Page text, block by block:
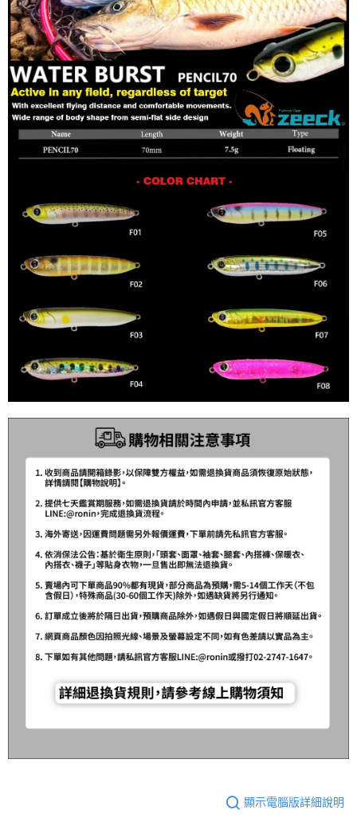
【注意事項】
1.本服務係由「台灣大哥大股份有限公司」（以下簡稱本公司）所提供，讓
用戶於交易時，得透過本服務購買商品或服務，並由商店將買賣／分期付款
買賣價金債權讓與本公司後，依約使用本公司帳單繳交帳款。
2.基於同意付款使用「大哥付你分期」之契約關係目的，商店將以您的個人
資料（包含姓名、電話或地址）提供予台灣大哥大進項蒐集、處理及利用，
由本公司與您本人進行分期帳單所需資料之確認、核對及更正。
3.完整用戶服務條款，請詳閱以下連結：https://oppay.tw/userRule
３．收到繳費通知簡訊後14天內，點擊此簡訊中的連結，可透過四大超商／
ATM／網路銀行／等多元方式進行付款，方視為交易完成。
※ 請注意：結帳手續完成當下不需立刻繳費，但若您需要取消訂單，請聯絡
購買商品的店家。未經商家同意取消之訂單仍視為有效，需透過AFTEE先享
後付繳納相關費用。
※ 交易是否成功請以「AFTEE先享後付 」之結帳頁面顯示為準，若有關於
是否繳費成功／繳費後需取消欲退款等相關疑問，請聯繫「AFTEE先享後付
客戶支援中心」https://netprotections.freshdesk.com/support/home
【注意事項】
１．透過由恩沛科技股份有限公司提供之「AFTEE先享後付」服務完成之交
權轉讓予恩沛科技股份有限公司。
https://aftee.tw/terms/#terms3
３．未成年的使用者請事先徵得法定代理人或監護人之同意方可使用
「AFTEE先享後付」，若未經同意申辦者引起之損失，本公司不負相關責
４．使用「AFTEE先享後付」時，將依據個別帳號之用戶狀況，依本公司即
時審查核予不同之上限額度；若仍有額度不足之情形，本公司將視審查結果
５．嚴禁一人註冊多個帳號或使用他人資訊註冊。若發現惡意使用之情形，
恩沛科技股份有限公司將有權停止該用戶之使用額度並採取法律行動。
付款後全家取貨
每筆NT$60，滿NT$1,200(含以上)免運費
7-11取貨付款
每筆NT$60，滿NT$1,200(含以上)免運費
付款後7-11取貨
每筆NT$60，滿NT$1,200(含以上)免運費
一般宅配（門市自取請勿下單，請聯繫客服）
每筆NT$100，滿NT$2,000(含以上)免運費
離島一般宅配
每筆NT$200，滿NT$2,000(含以上)免運費
貨到付款（門市自取請勿下單，請聯繫客服）
每筆NT$200，滿NT$3,000(含以上)免運費
國家/地區配送(**下單前請私訊客服確認實際運費(運費另
計)，訂單才得以成立**)
查看運費
顯示電腦版詳細說明